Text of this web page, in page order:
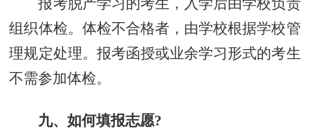
报考脱产学习的考生，入学后由学校负责
组织体检。体检不合格者，由学校根据学校管
理规定处理。报考函授或业余学习形式的考生
不需参加体检。
九、如何填报志愿?